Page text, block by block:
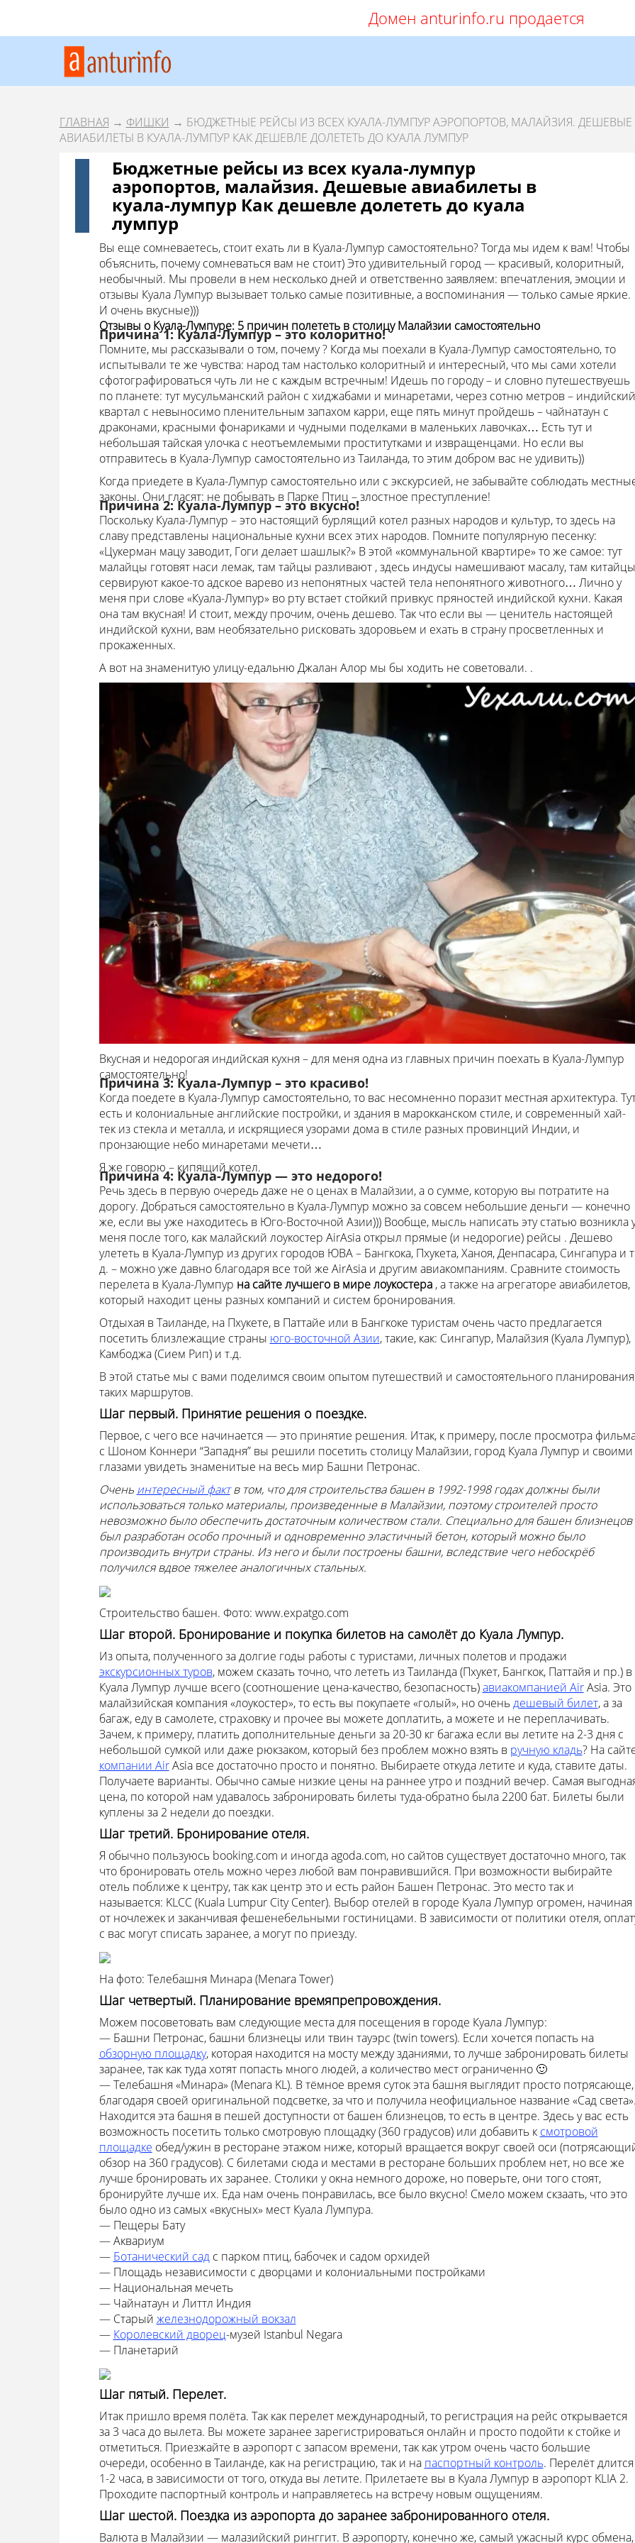
Домен anturinfo.ru продается
ГЛАВНАЯ → ФИШКИ → БЮДЖЕТНЫЕ РЕЙСЫ ИЗ ВСЕХ КУАЛА-ЛУМПУР АЭРОПОРТОВ, МАЛАЙЗИЯ. ДЕШЕВЫЕ
АВИАБИЛЕТЫ В КУАЛА-ЛУМПУР КАК ДЕШЕВЛЕ ДОЛЕТЕТЬ ДО КУАЛА ЛУМПУР
Бюджетные рейсы из всех куала-лумпур
аэропортов, малайзия. Дешевые авиабилеты в
куала-лумпур Как дешевле долететь до куала
лумпур
Вы еще сомневаетесь, стоит ехать ли в Куала-Лумпур самостоятельно? Тогда мы идем к вам! Чтобы
объяснить, почему сомневаться вам не стоит) Это удивительный город — красивый, колоритный,
необычный. Мы провели в нем несколько дней и ответственно заявляем: впечатления, эмоции и
отзывы Куала Лумпур вызывает только самые позитивные, а воспоминания — только самые яркие.
И очень вкусные)))
Отзывы о Куала-Лумпуре: 5 причин полететь в столицу Малайзии самостоятельно
Причина 1: Куала-Лумпур – это колоритно!
Помните, мы рассказывали о том, почему ? Когда мы поехали в Куала-Лумпур самостоятельно, то
испытывали те же чувства: народ там настолько колоритный и интересный, что мы сами хотели
сфотографироваться чуть ли не с каждым встречным! Идешь по городу – и словно путешествуешь
по планете: тут мусульманский район с хиджабами и минаретами, через сотню метров – индийский
квартал с невыносимо пленительным запахом карри, еще пять минут пройдешь – чайнатаун с
драконами, красными фонариками и чудными поделками в маленьких лавочках… Есть тут и
небольшая тайская улочка с неотъемлемыми проститутками и извращенцами. Но если вы
отправитесь в Куала-Лумпур самостоятельно из Таиланда, то этим добром вас не удивить))
Когда приедете в Куала-Лумпур самостоятельно или с экскурсией, не забывайте соблюдать
законы. Они гласят: не побывать в Парке Птиц – злостное преступление!
Причина 2: Куала-Лумпур – это вкусно!
Поскольку Куала-Лумпур – это настоящий бурлящий котел разных народов и культур, то здесь на
славу представлены национальные кухни всех этих народов. Помните популярную песенку:
«Цукерман мацу заводит, Гоги делает шашлык?» В этой «коммунальной квартире» то же самое: тут
малайцы готовят наси лемак, там тайцы разливают , здесь индусы намешивают масалу, там китайцы
сервируют какое-то адское варево из непонятных частей тела непонятного животного… Лично у
меня при слове «Куала-Лумпур» во рту встает стойкий привкус пряностей индийской кухни. Какая
она там вкусная! И стоит, между прочим, очень дешево. Так что если вы — ценитель настоящей
индийской кухни, вам необязательно рисковать здоровьем и ехать в страну просветленных и
прокаженных.
А вот на знаменитую улицу-едальню Джалан Алор мы бы ходить не советовали. .
Вкусная и недорогая индийская кухня – для меня одна из главных причин поехать в Куала-Лумпур
самостоятельно!
Причина 3: Куала-Лумпур – это красиво!
Когда поедете в Куала-Лумпур самостоятельно, то вас несомненно поразит местная архитектура.
есть и колониальные английские постройки, и здания в марокканском стиле, и современный хай-
тек из стекла и металла, и искрящиеся узорами дома в стиле разных провинций Индии, и
пронзающие небо минаретами мечети…
Я же говорю – кипящий котел.
Причина 4: Куала-Лумпур — это недорого!
Речь здесь в первую очередь даже не о ценах в Малайзии, а о сумме, которую вы потратите на
дорогу. Добраться самостоятельно в Куала-Лумпур можно за совсем небольшие деньги — конечно
же, если вы уже находитесь в Юго-Восточной Азии))) Вообще, мысль написать эту статью возникла
меня после того, как малайский лоукостер AirAsia открыл прямые (и недорогие) рейсы . Дешево
улететь в Куала-Лумпур из других городов ЮВА – Бангкока, Пхукета, Ханоя, Денпасара, Сингапура и
д. – можно уже давно благодаря все той же AirAsia и другим авиакомпаниям. Сравните стоимость
перелета в Куала-Лумпур на сайте лучшего в мире лоукостера , а также на агрегаторе авиабилетов,
который находит цены разных компаний и систем бронирования.
Отдыхая в Таиланде, на Пхукете, в Паттайе или в Бангкоке туристам очень часто предлагается
посетить близлежащие страны юго-восточной Азии, такие, как: Сингапур, Малайзия (Куала Лумпур),
Камбоджа (Сием Рип) и т.д.
В этой статье мы с вами поделимся своим опытом путешествий и самостоятельного планирования
таких маршрутов.
Шаг первый. Принятие решения о поездке.
Первое, с чего все начинается — это принятие решения. Итак, к примеру, после просмотра
с Шоном Коннери “Западня” вы решили посетить столицу Малайзии, город Куала Лумпур и своими
глазами увидеть знаменитые на весь мир Башни Петронас.
Очень интересный фактв том, что для строительства башен в 1992-1998 годах должны были
использоваться только материалы, произведенные в Малайзии, поэтому строителей просто
невозможно было обеспечить достаточным количеством стали. Специально для башен близнецов
был разработан особо прочный и одновременно эластичный бетон, который можно было
производить внутри страны. Из него и были построены башни, вследствие чего небоскрёб
получился вдвое тяжелее аналогичных стальных.
Строительство башен. Фото: www.expatgo.com
Шаг второй. Бронирование и покупка билетов на самолёт до Куала Лумпур.
Из опыта, полученного за долгие годы работы с туристами, личных полетов и продажи
экскурсионных туров, можем сказать точно, что лететь из Таиланда (Пхукет, Бангкок, Паттайя и пр.) в
Куала Лумпур лучше всего (соотношение цена-качество, безопасность)авиакомпанией AirAsia. Это
малайзийская компания «лоукостер», то есть вы покупаете «голый», но оченьдешевый билет, а за
багаж, еду в самолете, страховку и прочее вы можете доплатить, а можете и не переплачивать.
Зачем, к примеру, платить дополнительные деньги за 20-30 кг багажа если вы летите на 2-3 дня с
небольшой сумкой или даже рюкзаком, который без проблем можно взять в ручную кладь? На
компании AirAsia все достаточно просто и понятно. Выбираете откуда летите и куда, ставите даты.
Получаете варианты. Обычно самые низкие цены на раннее утро и поздний вечер. Самая
цена, по которой нам удавалось забронировать билеты туда-обратно была 2200 бат. Билеты были
куплены за 2 недели до поездки.
Шаг третий. Бронирование отеля.
Я обычно пользуюсь booking.com и иногда agoda.com, но сайтов существует достаточно много, так
что бронировать отель можно через любой вам понравившийся. При возможности выбирайте
отель поближе к центру, так как центр это и есть район Башен Петронас. Это место так и
называется: KLCC (Kuala Lumpur City Center). Выбор отелей в городе Куала Лумпур огромен, начиная
от ночлежек и заканчивая фешенебельными гостиницами. В зависимости от политики отеля,
с вас могут списать заранее, а могут по приезду.
На фото: Телебашня Минара (Menara Tower)
Шаг четвертый. Планирование времяпрепровождения.
Можем посоветовать вам следующие места для посещения в городе Куала Лумпур:
— Башни Петронас, башни близнецы или твин тауэрс (twin towers). Если хочется попасть на
обзорную площадку, которая находится на мосту между зданиями, то лучше забронировать билеты
заранее, так как туда хотят попасть много людей, а количество мест ограниченно 🙂
— Телебашня «Минара» (Menara KL). В тёмное время суток эта башня выглядит просто потрясающе,
благодаря своей оригинальной подсветке, за что и получила неофициальное название «Сад
Находится эта башня в пешей доступности от башен близнецов, то есть в центре. Здесь у вас есть
возможность посетить только смотровую площадку (360 градусов) или добавить к смотровой
площадке обед/ужин в ресторане этажом ниже, который вращается вокруг своей оси
обзор на 360 градусов). С билетами сюда и местами в ресторане больших проблем нет, но все же
лучше бронировать их заранее. Столики у окна немного дороже, но поверьте, они того стоят,
бронируйте лучше их. Еда нам очень понравилась, все было вкусно! Смело можем скзаать, что это
было одно из самых «вкусных» мест Куала Лумпура.
— Пещеры Бату
— Аквариум
— Ботанический садс парком птиц, бабочек и садом орхидей
— Площадь независимости с дворцами и колониальными постройками
— Национальная мечеть
— Чайнатаун и Литтл Индия
— Старый железнодорожный вокзал
— Королевский дворец-музей Istanbul Negara
— Планетарий
Шаг пятый. Перелет.
Итак пришло время полёта. Так как перелет международный, то регистрация на рейс открывается
за 3 часа до вылета. Вы можете заранее зарегистрироваться онлайн и просто подойти к стойке и
отметиться. Приезжайте в аэропорт с запасом времени, так как утром очень часто большие
очереди, особенно в Таиланде, как на регистрацию, так и на паспортный контроль. Перелёт длится
1-2 часа, в зависимости от того, откуда вы летите. Прилетаете вы в Куала Лумпур в аэропорт KLIA 2.
Проходите паспортный контроль и направляетесь на встречу новым ощущениям.
Шаг шестой. Поездка из аэропорта до заранее забронированного отеля.
Валюта в Малайзии — малазийский ринггит. В аэропорту, конечно же, самый ужасный курс обмена,